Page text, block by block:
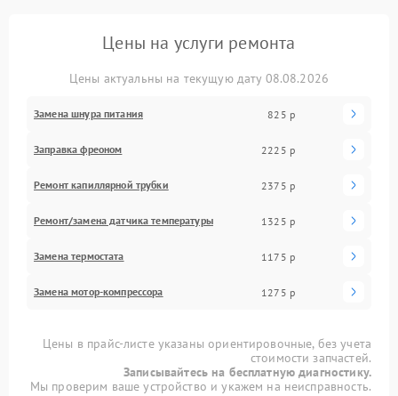
Цены на услуги ремонта
Цены актуальны на текущую дату 08.08.2026
Замена шнура питания 825 р
Заправка фреоном 2225 р
Ремонт капиллярной трубки 2375 р
Ремонт/замена датчика температуры 1325 р
Замена термостата 1175 р
Замена мотор-компрессора 1275 р
Цены в прайс-листе указаны ориентировочные, без учета
стоимости запчастей.
Записывайтесь на бесплатную диагностику.
Мы проверим ваше устройство и укажем на неисправность.